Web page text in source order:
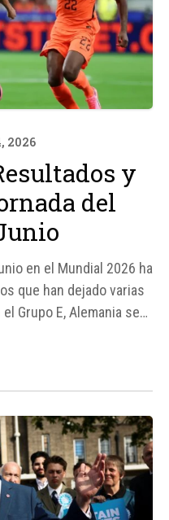
2026
y
del
en el Mundial 2026 ha
que han dejado varias
Grupo E, Alemania se
se han producido